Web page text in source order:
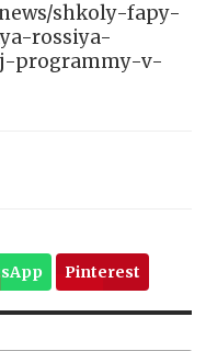
shkoly-fapy-
rossiya-
programmy-v-
Pinterest